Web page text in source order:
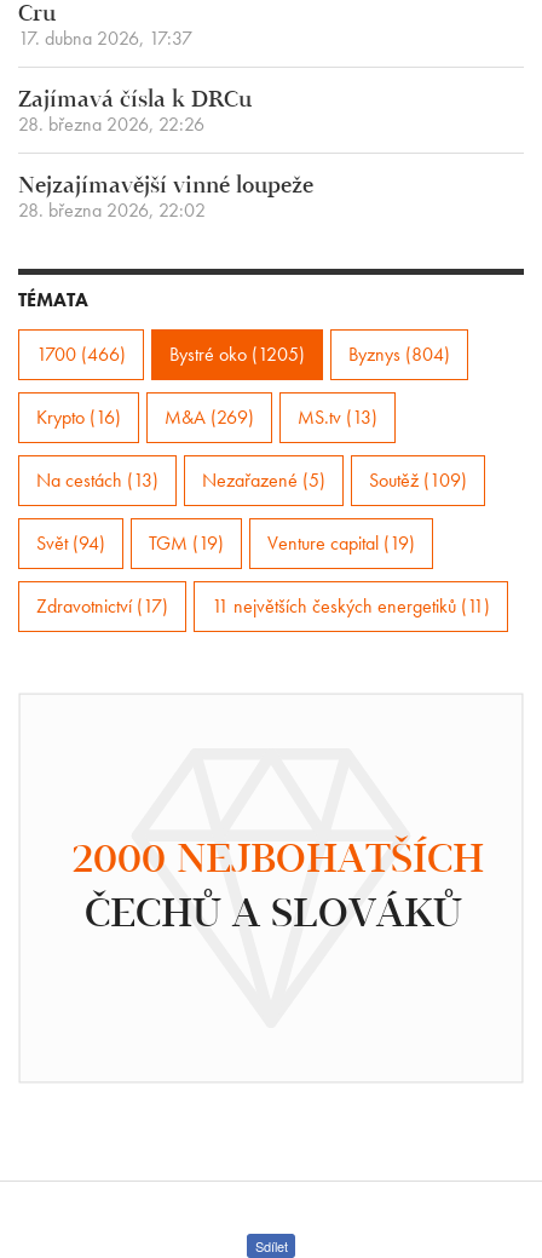
Cru
17. dubna 2026, 17:37
Zajímavá čísla k DRCu
28. března 2026, 22:26
Nejzajímavější vinné loupeže
28. března 2026, 22:02
TÉMATA
1700 (466) Bystré oko (1205) Byznys (804)
Krypto (16) M&A (269) MS.tv (13)
Na cestách (13) Nezařazené (5) Soutěž (109)
Svět (94) TGM (19) Venture capital (19)
Zdravotnictví (17) 11 největších českých energetiků (11)
2000 NEJBOHATŠÍCH
ČECHŮ A SLOVÁKŮ
Sdílet